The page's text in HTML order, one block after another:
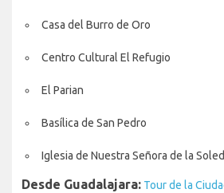
Casa del Burro de Oro
Centro Cultural El Refugio
El Parian
Basílica de San Pedro
Iglesia de Nuestra Señora de la
Desde Guadalajara: Tour de la